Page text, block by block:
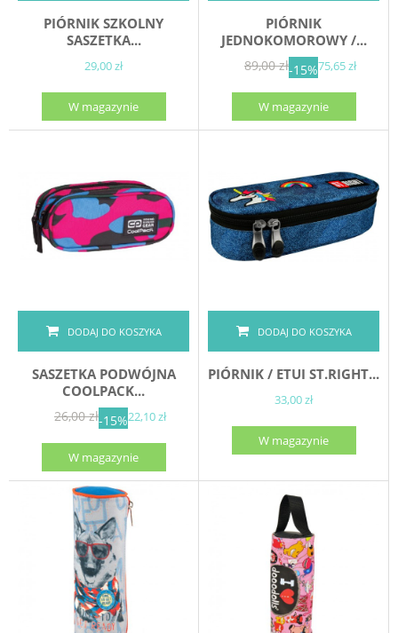
PIÓRNIK SZKOLNY
SASZETKA...
29,00 zł
W magazynie
PIÓRNIK
JEDNOKOMOROWY /...
89,00 zł-15%75,65 zł
W magazynie
DODAJ DO KOSZYKA
SASZETKA PODWÓJNA
COOLPACK...
26,00 zł-15%22,10 zł
W magazynie
DODAJ DO KOSZYKA
PIÓRNIK / ETUI ST.RIGHT...
33,00 zł
W magazynie